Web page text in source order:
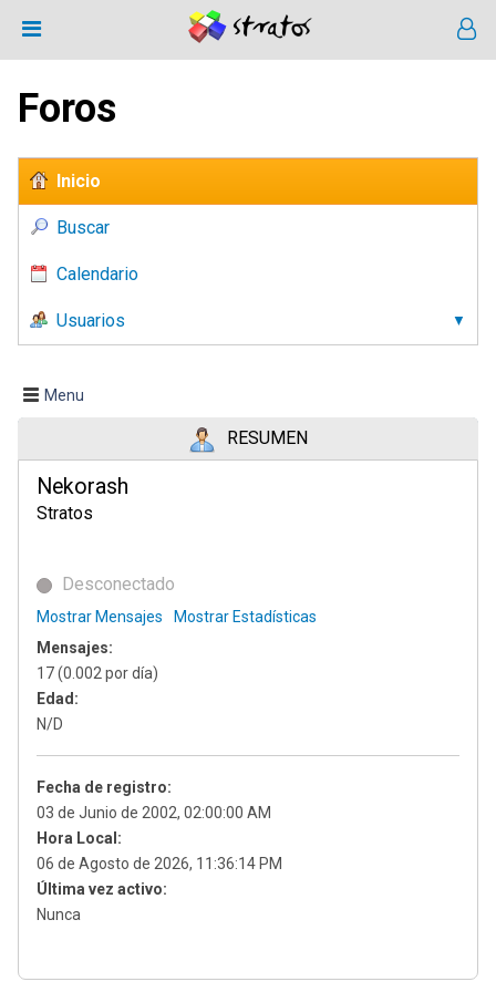
Foros
Inicio
Buscar
Calendario
Usuarios
Menu
RESUMEN
Nekorash
Stratos
Desconectado
Mostrar Mensajes
Mostrar Estadísticas
Mensajes:
17 (0.002 por día)
Edad:
N/D
Fecha de registro:
03 de Junio de 2002, 02:00:00 AM
Hora Local:
06 de Agosto de 2026, 11:36:14 PM
Última vez activo:
Nunca